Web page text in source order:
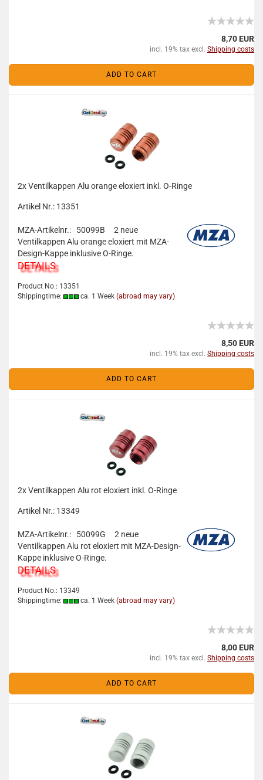
8,70 EUR
incl. 19% tax excl. Shipping costs
ADD TO CART
2x Ventilkappen Alu orange eloxiert inkl. O-Ringe
Artikel Nr.: 13351
MZA-Artikelnr.: 50099B
2 neue
Ventilkappen Alu orange eloxiert mit MZA-
Design-Kappe inklusive O-Ringe.
DETAILS
Product No.: 13351
Shippingtime:
ca. 1 Week (abroad may vary)
8,50 EUR
incl. 19% tax excl. Shipping costs
ADD TO CART
2x Ventilkappen Alu rot eloxiert inkl. O-Ringe
Artikel Nr.: 13349
MZA-Artikelnr.: 50099G
2 neue
Ventilkappen Alu rot eloxiert mit MZA-Design-
Kappe inklusive O-Ringe.
DETAILS
Product No.: 13349
Shippingtime:
ca. 1 Week (abroad may vary)
8,00 EUR
incl. 19% tax excl. Shipping costs
ADD TO CART